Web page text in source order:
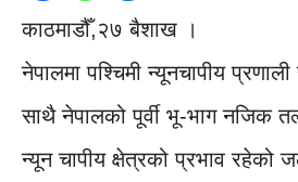
काठमाडौँ,२७ बैशाख ।
नेपालमा पश्चिमी न्यूनचापीय
साथै नेपालको पूर्वी भू-भाग नजिक
न्यून चापीय क्षेत्रको प्रभाव रहेको